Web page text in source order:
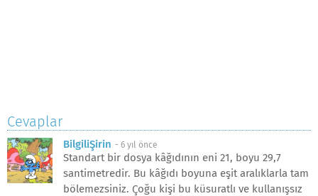
Cevaplar
BilgiliŞirin - 6 yıl önce
Standart bir dosya kâğıdının eni 21, boyu 29,7
santimetredir. Bu kâğıdı boyuna eşit aralıklarla tam
bölemezsiniz. Çoğu kişi bu küsuratlı ve kullanışsız